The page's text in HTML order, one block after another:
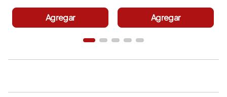
Agregar Agregar